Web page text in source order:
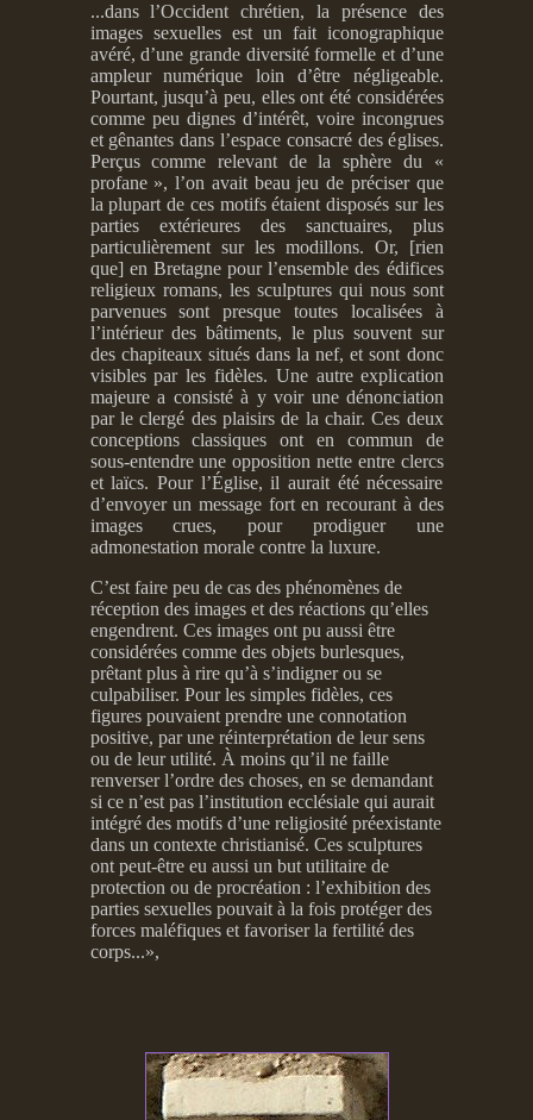
...dans l’Occident chrétien, la présence des
images sexuelles est un fait iconographique
avéré, d’une grande diversité formelle et d’une
ampleur numérique loin d’être négligeable.
Pourtant, jusqu’à peu, elles ont été considérées
comme peu dignes d’intérêt, voire incongrues
et gênantes dans l’espace consacré des églises.
Perçus comme relevant de la sphère du «
profane », l’on avait beau jeu de préciser que
la plupart de ces motifs étaient disposés sur les
parties extérieures des sanctuaires, plus
particulièrement sur les modillons. Or, [rien
que] en Bretagne pour l’ensemble des édifices
religieux romans, les sculptures qui nous sont
parvenues sont presque toutes localisées à
l’intérieur des bâtiments, le plus souvent sur
des chapiteaux situés dans la nef, et sont donc
visibles par les fidèles. Une autre explication
majeure a consisté à y voir une dénonciation
par le clergé des plaisirs de la chair. Ces deux
conceptions classiques ont en commun de
sous-entendre une opposition nette entre clercs
et laïcs. Pour l’Église, il aurait été nécessaire
d’envoyer un message fort en recourant à des
images crues, pour prodiguer une
admonestation morale contre la luxure.
C’est faire peu de cas des phénomènes de
réception des images et des réactions qu’elles
engendrent. Ces images ont pu aussi être
considérées comme des objets burlesques,
prêtant plus à rire qu’à s’indigner ou se
culpabiliser. Pour les simples fidèles, ces
figures pouvaient prendre une connotation
positive, par une réinterprétation de leur sens
ou de leur utilité. À moins qu’il ne faille
renverser l’ordre des choses, en se demandant
si ce n’est pas l’institution ecclésiale qui aurait
intégré des motifs d’une religiosité préexistante
dans un contexte christianisé. Ces sculptures
ont peut-être eu aussi un but utilitaire de
protection ou de procréation : l’exhibition des
parties sexuelles pouvait à la fois protéger des
forces maléfiques et favoriser la fertilité des
corps...»,